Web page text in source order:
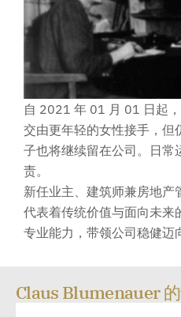
自 2021 年 01 月 01 日起
交由更年轻的女性接手，但
子也将继续留在公司。日常
责。
新任业主、建筑师兼房地
代表着传统价值与面向未来
专业能力，带领公司稳健迈
Claus Blumenauer